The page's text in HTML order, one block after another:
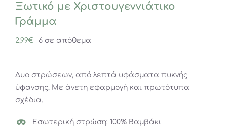
Ξωτικό με Χριστουγεννιάτικο
Γράμμα
2,99€ 6 σε απόθεμα
Δυο στρώσεων, από λεπτά υφάσματα πυκνής
ύφανσης. Με άνετη εφαρμογή και πρωτότυπα
σχέδια.
Εσωτερική στρώση: 100% Βαμβάκι